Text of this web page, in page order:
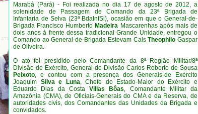
Marabá (Pará) - Foi realizada no dia 17 de agosto de 2012, a
solenidade de Passagem de Comando da 23ª Brigada de
Infantaria de Selva (23ª BdaInfSl), ocasião em que o General-de-
Brigada Francisco Humberto Madeira Mascarenhas após mais de
dois anos à frente dessa tradicional Grande Unidade, entregou o
Comando ao General-de-Brigada Estevam CalsTheophiloGaspar
de Oliveira.
O ato foi presidido pelo Comandante da 8ª Região Militar/8ª
Divisão de Exército, General-de-Divisão Carlos Roberto de Sousa
Peixoto, e contou com a presença dos Generais-de Exército
Joaquim Silva e Luna, Chefe do Estado-Maior do Exército e
Eduardo Dias da CostaVillas Bôas, Comandante Militar da
Amazônia (CMA), de Oficiais-Generais do CMA e da Reserva, de
autoridades civis, dos Comandantes das Unidades da Brigada e
convidados.